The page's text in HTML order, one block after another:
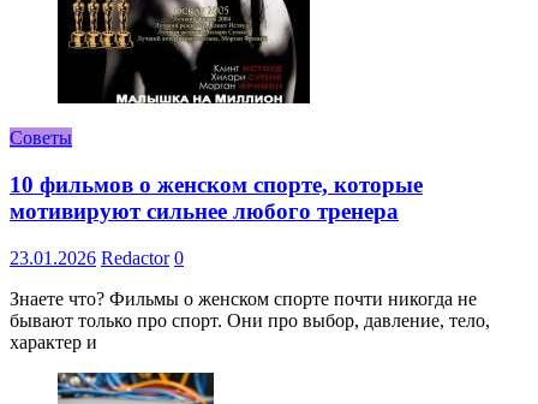
Советы
10 фильмов о женском спорте, которые
мотивируют сильнее любого тренера
23.01.2026 Redactor 0
Знаете что? Фильмы о женском спорте почти никогда не
бывают только про спорт. Они про выбор, давление, тело,
характер и